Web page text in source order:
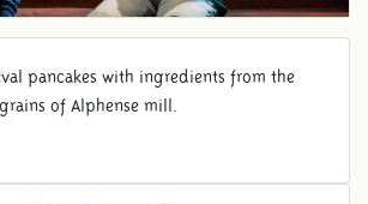
pancakes with ingredients from the
of Alphense mill.